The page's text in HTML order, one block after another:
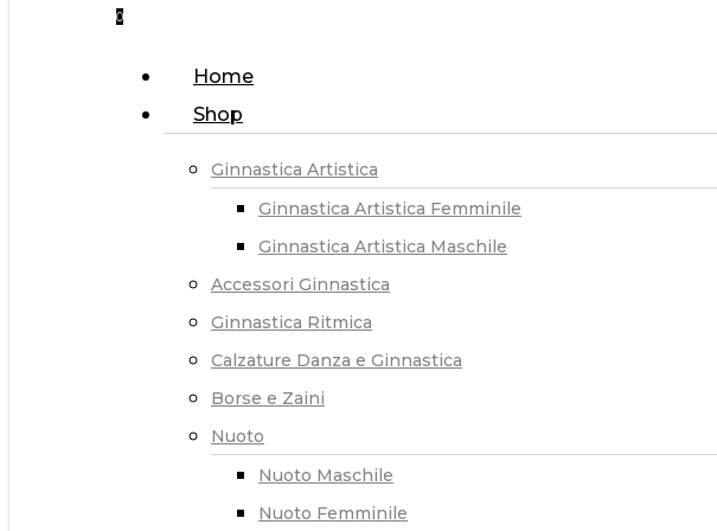
0
Home
Shop
Ginnastica Artistica
Ginnastica Artistica Femminile
Ginnastica Artistica Maschile
Accessori Ginnastica
Ginnastica Ritmica
Calzature Danza e Ginnastica
Borse e Zaini
Nuoto
Nuoto Maschile
Nuoto Femminile